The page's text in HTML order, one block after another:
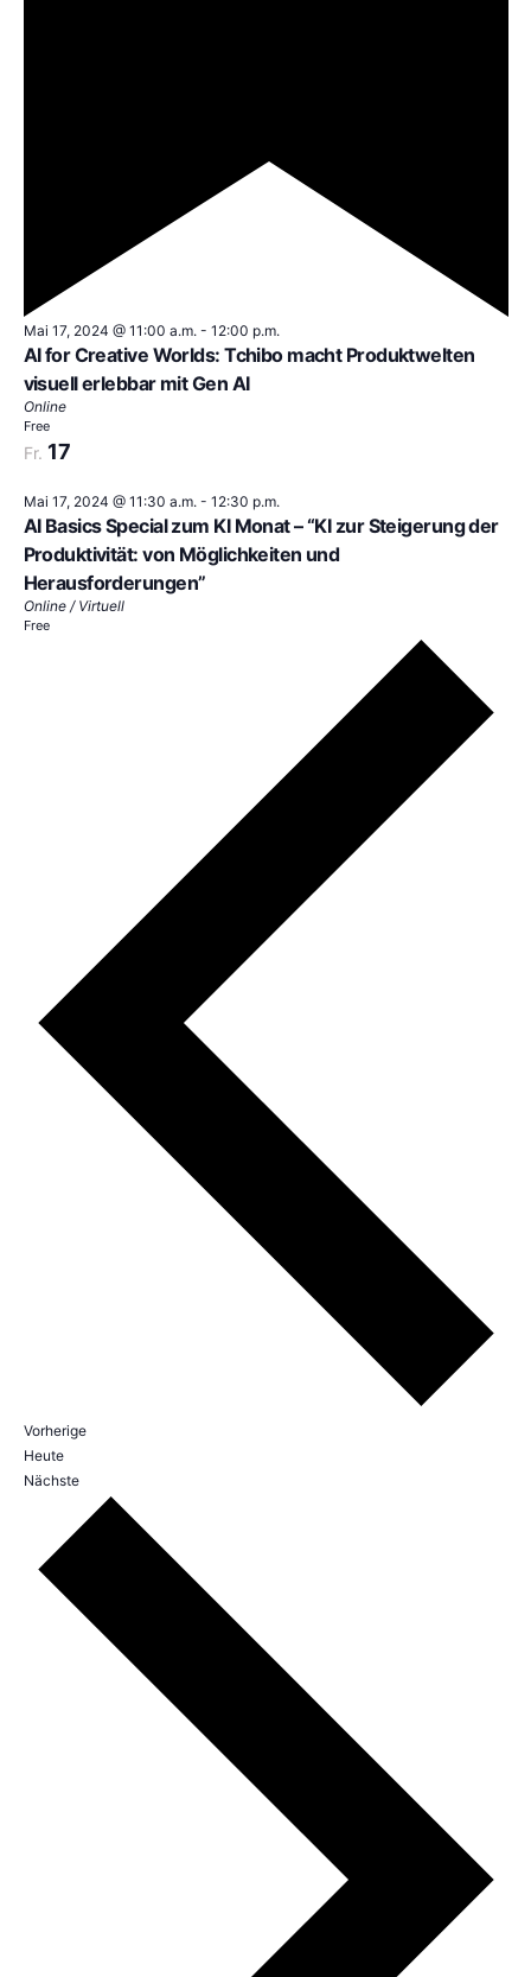
Empfohlen
Mai 17, 2024 @ 11:00 a.m. - 12:00 p.m.
AI for Creative Worlds: Tchibo macht Produktwelten
visuell erlebbar mit Gen AI
Online
Free
Fr. 17
Mai 17, 2024 @ 11:30 a.m. - 12:30 p.m.
AI Basics Special zum KI Monat – “KI zur Steigerung der
Produktivität: von Möglichkeiten und
Herausforderungen”
Online / Virtuell
Free
VorherigeVeranstaltungen
Heute
NächsteVeranstaltungen